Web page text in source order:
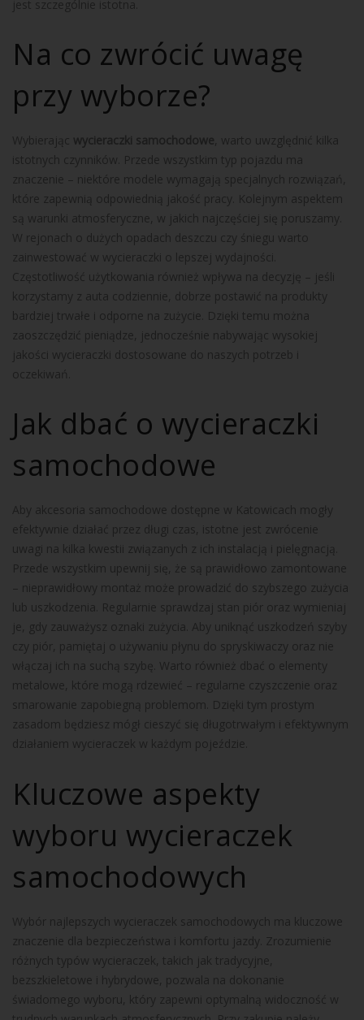
jest szczególnie istotna.
Na co zwrócić uwagę
przy wyborze?
Wybierając wycieraczki samochodowe , warto uwzględnić kilka
istotnych czynników. Przede wszystkim typ pojazdu ma
znaczenie – niektóre modele wymagają specjalnych rozwiązań,
które zapewnią odpowiednią jakość pracy. Kolejnym aspektem
są warunki atmosferyczne, w jakich najczęściej się poruszamy.
W rejonach o dużych opadach deszczu czy śniegu warto
zainwestować w wycieraczki o lepszej wydajności.
Częstotliwość użytkowania również wpływa na decyzję – jeśli
korzystamy z auta codziennie, dobrze postawić na produkty
bardziej trwałe i odporne na zużycie. Dzięki temu można
zaoszczędzić pieniądze, jednocześnie nabywając wysokiej
jakości wycieraczki dostosowane do naszych potrzeb i
oczekiwań.
Jak dbać o wycieraczki
samochodowe
Aby akcesoria samochodowe dostępne w Katowicach mogły
efektywnie działać przez długi czas, istotne jest zwrócenie
uwagi na kilka kwestii związanych z ich instalacją i pielęgnacją.
Przede wszystkim upewnij się, że są prawidłowo zamontowane
– nieprawidłowy montaż może prowadzić do szybszego zużycia
lub uszkodzenia. Regularnie sprawdzaj stan piór oraz wymieniaj
je, gdy zauważysz oznaki zużycia. Aby uniknąć uszkodzeń szyby
czy piór, pamiętaj o używaniu płynu do spryskiwaczy oraz nie
włączaj ich na suchą szybę. Warto również dbać o elementy
metalowe, które mogą rdzewieć – regularne czyszczenie oraz
smarowanie zapobiegną problemom. Dzięki tym prostym
zasadom będziesz mógł cieszyć się długotrwałym i efektywnym
działaniem wycieraczek w każdym pojeździe.
Kluczowe aspekty
wyboru wycieraczek
samochodowych
Wybór najlepszych wycieraczek samochodowych ma kluczowe
znaczenie dla bezpieczeństwa i komfortu jazdy. Zrozumienie
różnych typów wycieraczek, takich jak tradycyjne,
bezszkieletowe i hybrydowe, pozwala na dokonanie
świadomego wyboru, który zapewni optymalną widoczność w